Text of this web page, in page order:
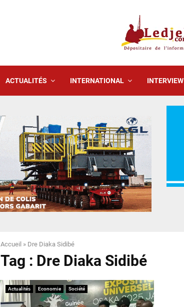
ACTUALITÉS INTERNATIONAL INTERVIEW
Accueil » Dre Diaka Sidibé
Tag : Dre Diaka Sidibé
Actualités Economie Société